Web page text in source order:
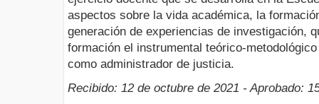
aspectos sobre la vida académica, la
generación de experiencias de investigación,
formación el instrumental teórico-
como administrador de justicia.
Recibido: 12 de octubre de 2021 - Aprobado: